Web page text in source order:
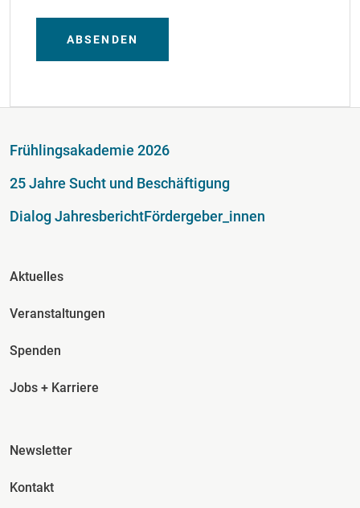
ABSENDEN
Fußzeile
Frühlingsakademie 2026
25 Jahre Sucht und Beschäftigung
Dialog JahresberichtFördergeber_innen
Fusszeile Spalte 2
Aktuelles
Veranstaltungen
Spenden
Jobs + Karriere
Fusszeile Spalte 3
Newsletter
Kontakt